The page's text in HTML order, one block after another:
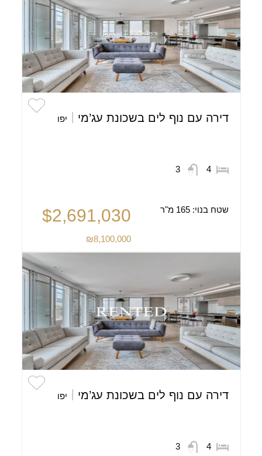
דירה עם נוף לים בשכונת עג’מי יפו
4
3
שטח בנוי:165 מ"ר $2,691,030
₪8,100,000
דירה עם נוף לים בשכונת עג’מי יפו
4
3